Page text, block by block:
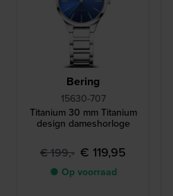
Bering
15630-707
Titanium 30 mm Titanium
design dameshorloge
€ 199,- € 119,95
● Op voorraad